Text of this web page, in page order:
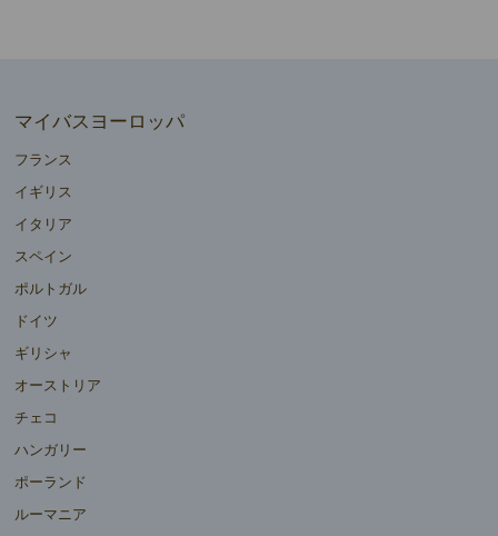
マイバスヨーロッパ
フランス
イギリス
イタリア
スペイン
ポルトガル
ドイツ
ギリシャ
オーストリア
チェコ
ハンガリー
ポーランド
ルーマニア